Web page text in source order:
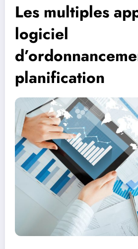
Les multiples
logiciel
planification